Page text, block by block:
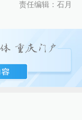
责任编辑：石月